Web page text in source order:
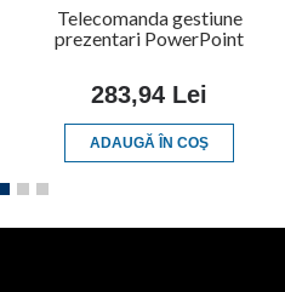
Antena fixa sistem
sondarea opiniei si
2.084,41 Lei
ADAUGĂ ÎN COŞ